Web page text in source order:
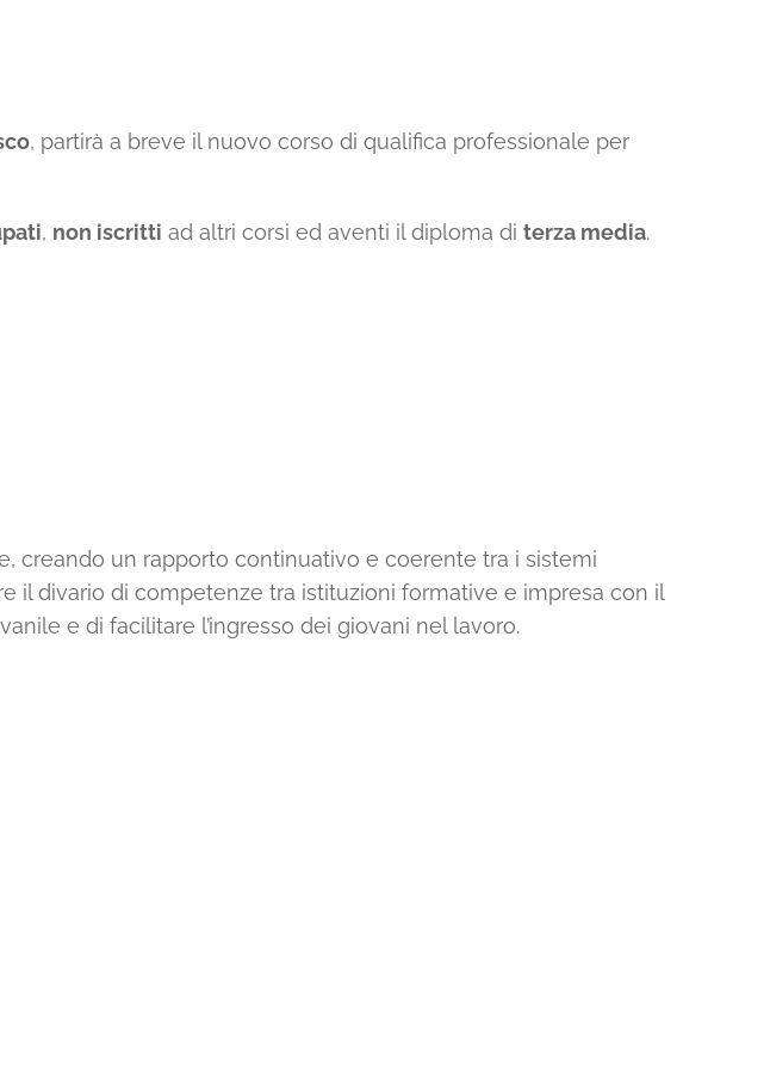
, partirà a breve il nuovo corso di qualifica professionale per
, non iscritti ad altri corsi ed aventi il diploma di terza media.
un rapporto continuativo e coerente tra i sistemi
il divario di competenze tra istituzioni formative e impresa con il
e di facilitare l’ingresso dei giovani nel lavoro.